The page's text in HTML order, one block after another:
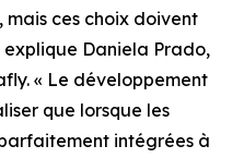
mais ces choix doivent
explique Daniela Prado,
« Le développement
que lorsque les
intégrées à